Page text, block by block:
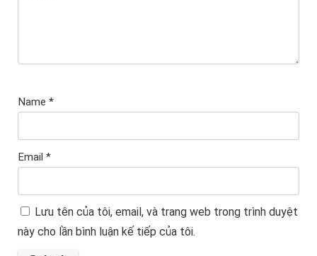
Name *
Email *
Lưu tên của tôi, email, và trang web trong trình duyệt
này cho lần bình luận kế tiếp của tôi.